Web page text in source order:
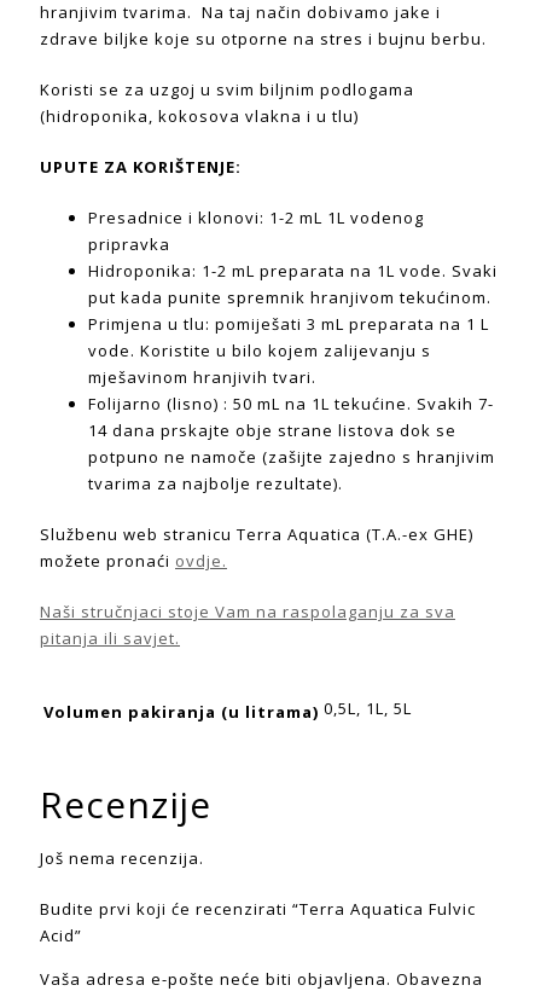
hranjivim tvarima. Na taj način dobivamo jake i
zdrave biljke koje su otporne na stres i bujnu berbu.
Koristi se za uzgoj u svim biljnim podlogama
(hidroponika, kokosova vlakna i u tlu)
UPUTE ZA KORIŠTENJE:
Presadnice i klonovi: 1-2 mL 1L vodenog
pripravka
Hidroponika: 1-2 mL preparata na 1L vode. Svaki
put kada punite spremnik hranjivom tekućinom.
Primjena u tlu: pomiješati 3 mL preparata na 1 L
vode. Koristite u bilo kojem zalijevanju s
mješavinom hranjivih tvari.
Folijarno (lisno) : 50 mL na 1L tekućine. Svakih 7-
14 dana prskajte obje strane listova dok se
potpuno ne namoče (zašijte zajedno s hranjivim
tvarima za najbolje rezultate).
Službenu web stranicu Terra Aquatica (T.A.-ex GHE)
možete pronaći ovdje.
Naši stručnjaci stoje Vam na raspolaganju za sva
pitanja ili savjet.
Volumen pakiranja (u litrama) 0,5L, 1L, 5L
Recenzije
Još nema recenzija.
Budite prvi koji će recenzirati “Terra Aquatica Fulvic
Acid”
Vaša adresa e-pošte neće biti objavljena. Obavezna